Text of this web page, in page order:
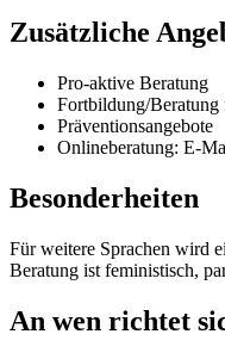
Zusätzliche
Pro-aktive Beratung
Fortbildung/Beratung
Präventionsangebote
Onlineberatung: E-
Besonderheiten
Für weitere Sprachen wird
Beratung ist feministisch,
An wen richtet